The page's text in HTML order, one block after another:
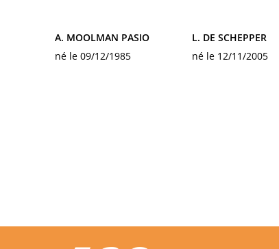
A. MOOLMAN PASIO
né le 09/12/1985
L. DE SCHEPPER
né le 12/11/2005